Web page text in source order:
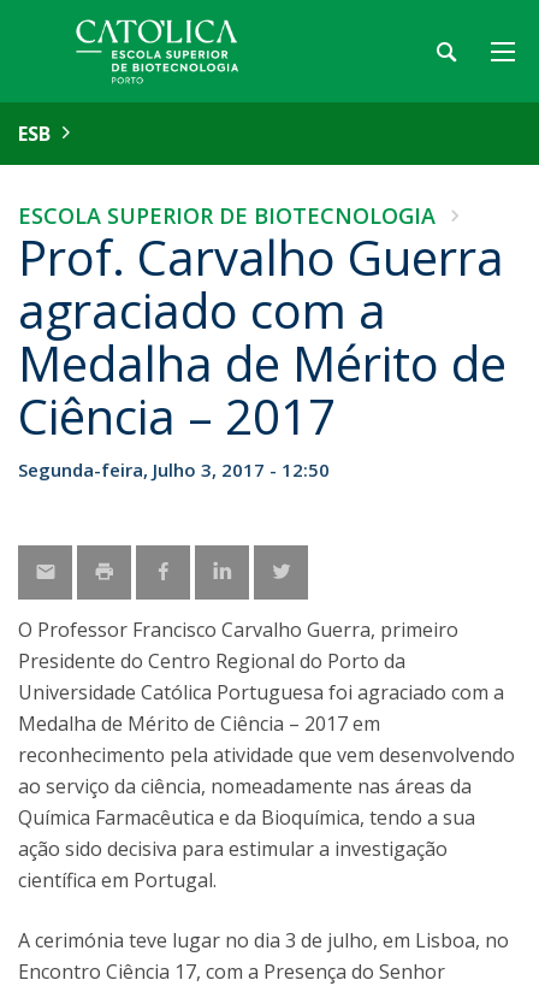
ESB
ESCOLA SUPERIOR DE BIOTECNOLOGIA
Prof. Carvalho Guerra
agraciado com a
Medalha de Mérito de
Ciência – 2017
Segunda-feira, Julho 3, 2017 - 12:50
O Professor Francisco Carvalho Guerra, primeiro
Presidente do Centro Regional do Porto da
Universidade Católica Portuguesa foi agraciado com a
Medalha de Mérito de Ciência – 2017 em
reconhecimento pela atividade que vem desenvolvendo
ao serviço da ciência, nomeadamente nas áreas da
Química Farmacêutica e da Bioquímica, tendo a sua
ação sido decisiva para estimular a investigação
científica em Portugal.
A cerimónia teve lugar no dia 3 de julho, em Lisboa, no
Encontro Ciência 17, com a Presença do Senhor